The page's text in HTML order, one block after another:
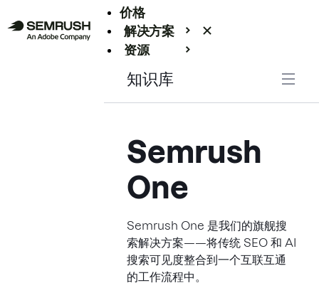
价格
解决方案
资源
Enterprise
知识库
Semrush
One
Semrush One 是我们的旗舰搜
索解决方案——将传统 SEO 和 AI
搜索可见度整合到一个互联互通
的工作流程中。